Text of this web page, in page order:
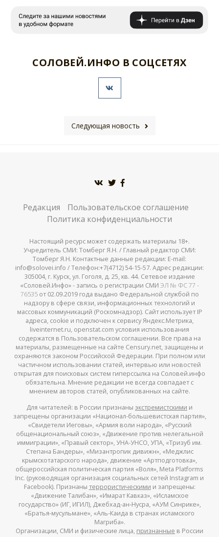
СОЛОВЕЙ.ИНФО В СОЦСЕТЯХ
Следующая новость
Редакция
Пользовательское соглашение
Политика конфиденциальности
Настоящий ресурс может содержать материалы 18+.
Учредитель СМИ: Томберг Я.Н. / Главный редактор СМИ:
Томберг Я.Н. Контактные данные редакции: E-mail:
info@solovei.info / Телефон:+7(4712) 54-15-57. Адрес редакции:
305004, г. Курск, ул. Гоголя, д. 25, кв. 44. Сетевое издание
«Соловей.Инфо» - запись о регистрации СМИ ЭЛ № ФС 77 -
76535от 02.09.2019 года выдано Федеральной службой по
надзору в сфере связи, информационных технологий и
массовых коммуникаций (Роскомнадзор). Сайт использует IP
адреса, cookie и подключен к сервису Яндекс.Метрика,
liveinternet.ru, openstat.com условия использования
содержатся в Пользовательском соглашении. Все права на
материалы, размещенные на сайте Censury.net, защищены и
охраняются законом Российской Федерации. При полном или
частичном использовании статей, интервью или новостей
открытая для поисковых систем гиперссылка на Соловей.инфо
обязательна. Мнение редакции не всегда совпадает с
мнением авторов статей, опубликованных на сайте.
Для читателей: в России признаны экстремистскими и
запрещены организации «Национал-большевистская партия»,
«Свидетели Иеговы», «Армия воли народа», «Русский
общенациональный союз», «Движение против нелегальной
иммиграции», «Правый сектор», УНА-УНСО, УПА, «Тризуб им.
Степана Бандеры», «Мизантропик дивижн», «Меджлис
крымскотатарского народа», движение «Артподготовка»,
общероссийская политическая партия «Воля», Meta Platforms
Inc. (руководящая организация социальных сетей Instagram и
Facebook). Признаны террористическими и запрещены:
«Движение Талибан», «Имарат Кавказ», «Исламское
государство» (ИГ, ИГИЛ), Джебхад-ан-Нусра, «АУМ Синрике»,
«Братья-мусульмане», «Аль-Каида в странах исламского
Магриба».
Организации, СМИ и физические лица, признанные в России